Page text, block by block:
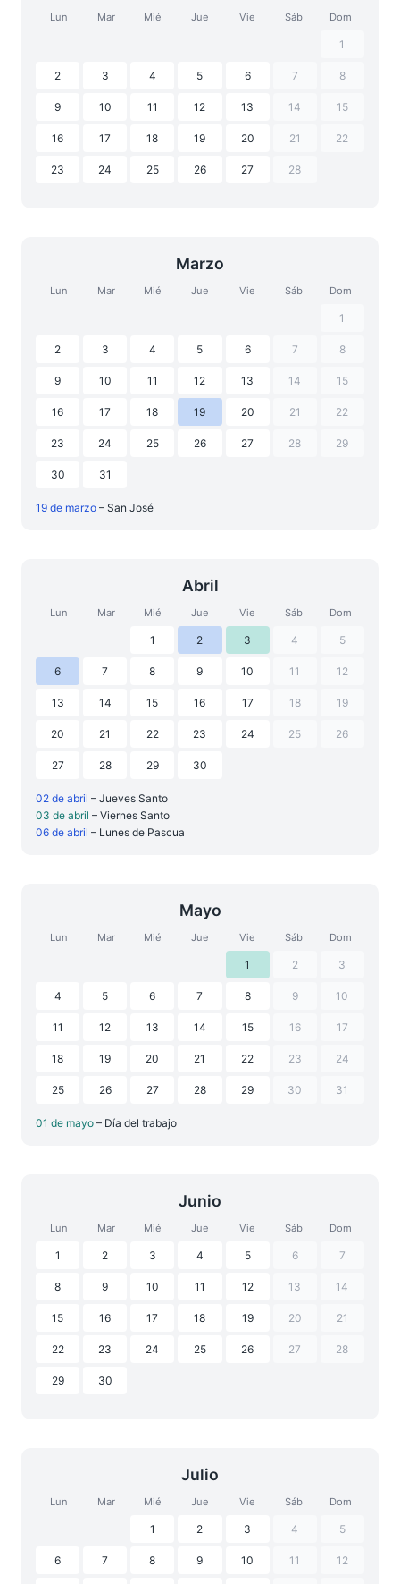
Lun Mar Mié Jue Vie Sáb Dom
1
2 3 4 5 6 7 8
9 10 11 12 13 14 15
16 17 18 19 20 21 22
23 24 25 26 27 28
Marzo
Lun Mar Mié Jue Vie Sáb Dom
1
2 3 4 5 6 7 8
9 10 11 12 13 14 15
16 17 18 19 20 21 22
23 24 25 26 27 28 29
30 31
19 de marzo – San José
Abril
Lun Mar Mié Jue Vie Sáb Dom
1 2 3 4 5
6 7 8 9 10 11 12
13 14 15 16 17 18 19
20 21 22 23 24 25 26
27 28 29 30
02 de abril – Jueves Santo
03 de abril – Viernes Santo
06 de abril – Lunes de Pascua
Mayo
Lun Mar Mié Jue Vie Sáb Dom
1 2 3
4 5 6 7 8 9 10
11 12 13 14 15 16 17
18 19 20 21 22 23 24
25 26 27 28 29 30 31
01 de mayo – Día del trabajo
Junio
Lun Mar Mié Jue Vie Sáb Dom
1 2 3 4 5 6 7
8 9 10 11 12 13 14
15 16 17 18 19 20 21
22 23 24 25 26 27 28
29 30
Julio
Lun Mar Mié Jue Vie Sáb Dom
1 2 3 4 5
6 7 8 9 10 11 12